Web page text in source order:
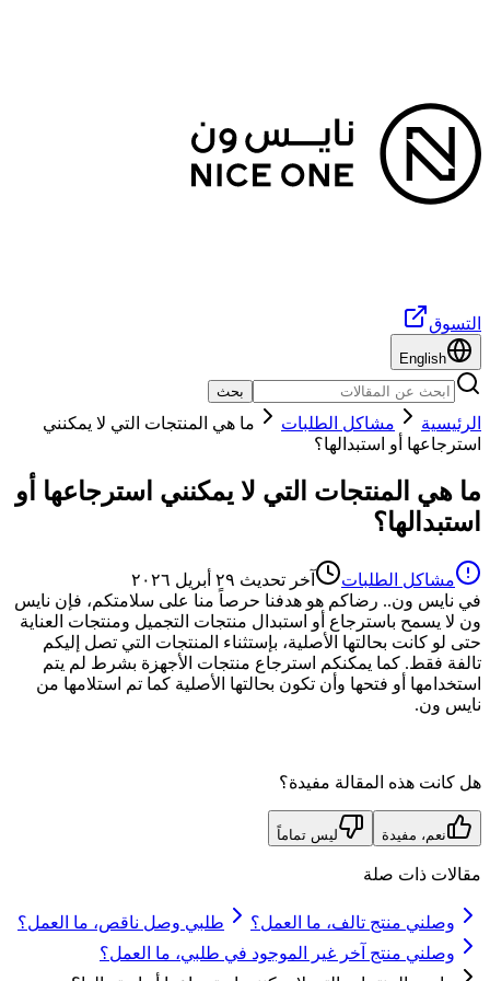
التسوق
English
بحث
الرئيسية مشاكل الطلبات
ما هي المنتجات التي لا يمكنني
استرجاعها أو استبدالها؟
ما هي المنتجات التي لا يمكنني استرجاعها أو
استبدالها؟
مشاكل الطلبات آخر تحديث ٢٩ أبريل ٢٠٢٦
في نايس ون.. رضاكم هو هدفنا حرصاً منا على سلامتكم، فإن نايس
ون لا يسمح باسترجاع أو استبدال منتجات التجميل ومنتجات العناية
حتى لو كانت بحالتها الأصلية، بإستثناء المنتجات التي تصل إليكم
تالفة فقط. كما يمكنكم استرجاع منتجات الأجهزة بشرط لم يتم
استخدامها أو فتحها وأن تكون بحالتها الأصلية كما تم استلامها من
نايس ون.
هل كانت هذه المقالة مفيدة؟
نعم، مفيدة ليس تماماً
مقالات ذات صلة
وصلني منتج تالف، ما العمل؟
طلبي وصل ناقص، ما العمل؟
وصلني منتج آخر غير الموجود في طلبي، ما العمل؟